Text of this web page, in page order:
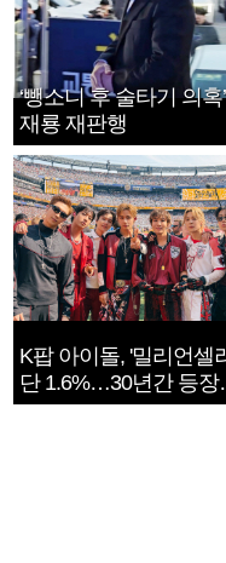
‘뺑소니 후 술타기 의혹
재룡 재판행
K팝 아이돌, '밀리언셀
단 1.6%…30년간 등장
1182개팀 전수조사